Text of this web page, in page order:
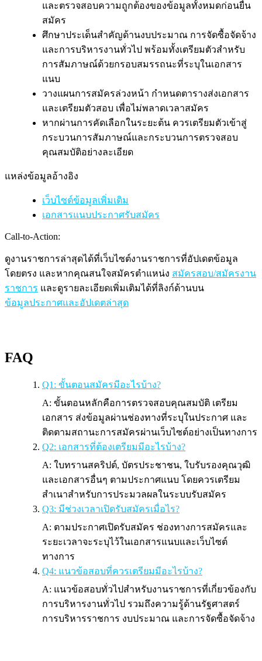
และตรวจสอบความถูกต้องของข้อมูลทั้งหมดก่อนยื่น
สมัคร
ศึกษาประเด็นสำคัญด้านงบประมาณ การจัดซื้อจัดจ้าง
และการบริหารงานทั่วไป พร้อมทั้งเตรียมตัวสำหรับ
การสัมภาษณ์ด้วยกรอบสมรรถนะที่ระบุในเอกสาร
แนบ
วางแผนการสมัครล่วงหน้า กำหนดตารางส่งเอกสาร
และเตรียมตัวสอบ เพื่อไม่พลาดเวลาสมัคร
หากผ่านการคัดเลือกในระยะต้น ควรเตรียมตัวเข้าสู่
กระบวนการสัมภาษณ์และกระบวนการตรวจสอบ
คุณสมบัติอย่างละเอียด
แหล่งข้อมูลอ้างอิง
เว็บไซต์ข้อมูลเพิ่มเติม
เอกสารแนบประกาศรับสมัคร
Call-to-Action:
ดูงานราชการล่าสุดได้ที่เว็บไซต์งานราชการที่อัปเดตข้อมูล
โดยตรง และหากคุณสนใจสมัครตำแหน่ง สมัครสอบ/สมัครงาน
ราชการ และดูรายละเอียดเพิ่มเติมได้ที่ลิงก์ด้านบน
ข้อมูลประกาศและอัปเดตล่าสุด
FAQ
Q1: ขั้นตอนสมัครมีอะไรบ้าง?
A: ขั้นตอนหลักคือการตรวจสอบคุณสมบัติ เตรียม
เอกสาร ส่งข้อมูลผ่านช่องทางที่ระบุในประกาศ และ
ติดตามสถานะการสมัครผ่านเว็บไซต์อย่างเป็นทางการ
Q2: เอกสารที่ต้องเตรียมมีอะไรบ้าง?
A: ใบทรานสคริปต์, บัตรประชาชน, ใบรับรองคุณวุฒิ
และเอกสารอื่นๆ ตามประกาศแนบ โดยควรเตรียม
สำเนาสำหรับการประมวลผลในระบบรับสมัคร
Q3: มีช่วงเวลาเปิดรับสมัครเมื่อไร?
A: ตามประกาศเปิดรับสมัคร ช่องทางการสมัครและ
ระยะเวลาจะระบุไว้ในเอกสารแนบและเว็บไซต์
ทางการ
Q4: แนวข้อสอบที่ควรเตรียมมีอะไรบ้าง?
A: แนวข้อสอบทั่วไปสำหรับงานราชการที่เกี่ยวข้องกับ
การบริหารงานทั่วไป รวมถึงความรู้ด้านรัฐศาสตร์
การบริหารราชการ งบประมาณ และการจัดซื้อจัดจ้าง